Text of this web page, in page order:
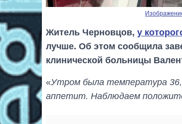
Житель Черновцов, у
лучше. Об этом сообщила
клинической больницы
«Утром была температура
аппетит. Наблюдаем